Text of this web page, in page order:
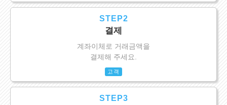
STEP2
결제
계좌이체로 거래금액을
결제해 주세요.
고객
STEP3